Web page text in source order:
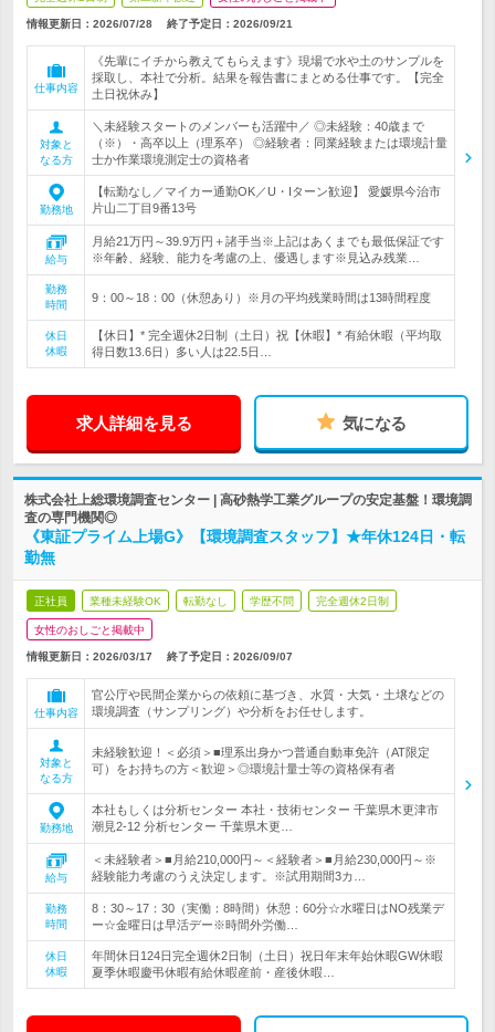
情報更新日：2026/07/28 終了予定日： 2026/09/21
仕事内容
《先輩にイチから教えてもらえます》現場で水や土のサンプルを
採取し、本社で分析。結果を報告書にまとめる仕事です。【完全
土日祝休み】
対象と
なる方
＼未経験スタートのメンバーも活躍中／ ◎未経験：40歳まで
（※）・高卒以上（理系卒） ◎経験者：同業経験または環境計量
士か作業環境測定士の資格者
勤務地
【転勤なし／マイカー通勤OK／U・Iターン歓迎】 愛媛県今治市
片山二丁目9番13号
給与
月給21万円～39.9万円＋諸手当※上記はあくまでも最低保証です
※年齢、経験、能力を考慮の上、優遇します※見込み残業…
勤務
時間
9：00～18：00（休憩あり）※月の平均残業時間は13時間程度
休日
休暇
【休日】* 完全週休2日制（土日）祝【休暇】* 有給休暇（平均取
得日数13.6日）多い人は22.5日…
求人詳細を見る 気になる
株式会社上総環境調査センター | 高砂熱学工業グループの安定基盤！環境調
査の専門機関◎
《東証プライム上場G》【環境調査スタッフ】★年休124日・転
勤無
正社員 業種未経験OK 転勤なし 学歴不問 完全週休2日制
女性のおしごと掲載中
情報更新日：2026/03/17 終了予定日： 2026/09/07
仕事内容
官公庁や民間企業からの依頼に基づき、水質・大気・土壌などの
環境調査（サンプリング）や分析をお任せします。
対象と
なる方
未経験歓迎！＜必須＞■理系出身かつ普通自動車免許（AT限定
可）をお持ちの方＜歓迎＞◎環境計量士等の資格保有者
勤務地
本社もしくは分析センター 本社・技術センター 千葉県木更津市
潮見2-12 分析センター 千葉県木更…
給与
＜未経験者＞■月給210,000円～＜経験者＞■月給230,000円～※
経験能力考慮のうえ決定します。※試用期間3カ…
勤務
時間
8：30～17：30（実働：8時間）休憩：60分☆水曜日はNO残業デ
ー☆金曜日は早活デー※時間外労働…
休日
休暇
年間休日124日完全週休2日制（土日）祝日年末年始休暇GW休暇
夏季休暇慶弔休暇有給休暇産前・産後休暇…